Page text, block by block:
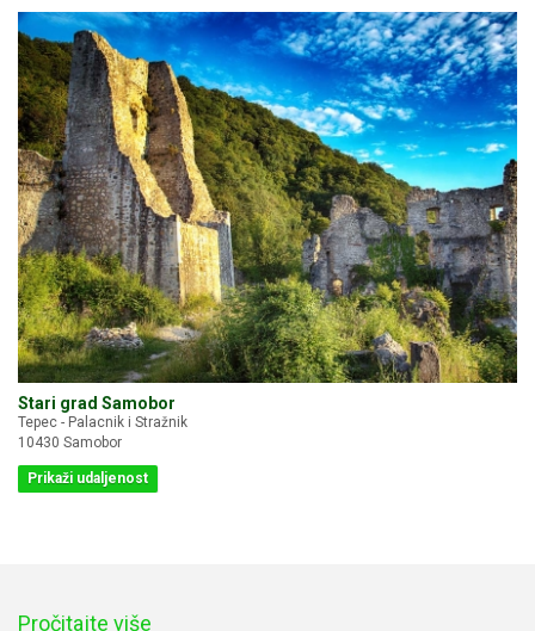
Stari grad Samobor
Tepec - Palacnik i Stražnik
10430 Samobor
Prikaži udaljenost
Pročitajte više